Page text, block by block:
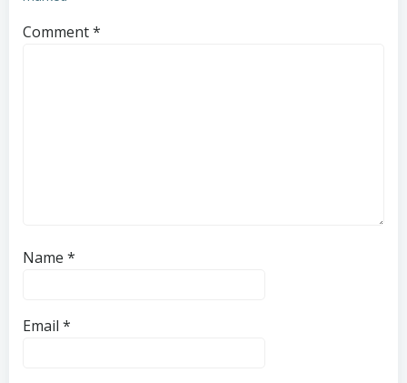
Comment*
Name *
Email *